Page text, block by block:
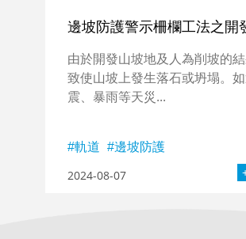
邊坡防護警示柵欄工法之開
由於開發山坡地及人為削坡的
致使山坡上發生落石或坍塌。
震、暴雨等天災...
軌道 邊坡防護
2024-08-07